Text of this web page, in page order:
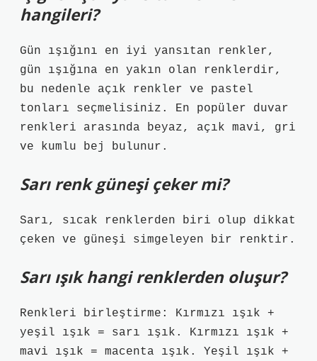
hangileri?
Gün ışığını en iyi yansıtan renkler,
gün ışığına en yakın olan renklerdir,
bu nedenle açık renkler ve pastel
tonları seçmelisiniz. En popüler duvar
renkleri arasında beyaz, açık mavi, gri
ve kumlu bej bulunur.
Sarı renk güneşi çeker mi?
Sarı, sıcak renklerden biri olup dikkat
çeken ve güneşi simgeleyen bir renktir.
Sarı ışık hangi renklerden oluşur?
Renkleri birleştirme: Kırmızı ışık +
yeşil ışık = sarı ışık. Kırmızı ışık +
mavi ışık = macenta ışık. Yeşil ışık +